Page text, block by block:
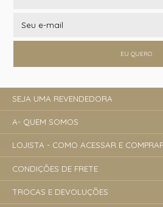
EU QUERO
SEJA UMA REVENDEDORA
A- QUEM SOMOS
LOJISTA - COMO ACESSAR E
CONDIÇÕES DE FRETE
TROCAS E DEVOLUÇÕES